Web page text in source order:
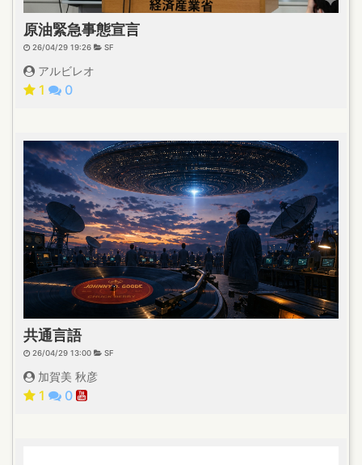
原油緊急事態宣言
26/04/29 19:26 SF
アルビレオ
1 0
共通言語
26/04/29 13:00 SF
加賀美 秋彦
1 0